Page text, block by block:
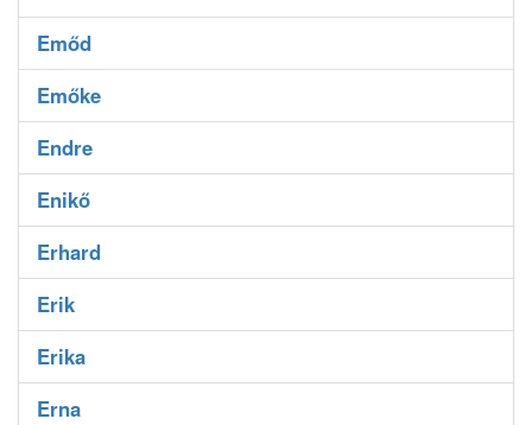
Emőd
Emőke
Endre
Enikő
Erhard
Erik
Erika
Erna